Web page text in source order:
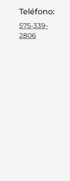
Teléfono:
575-339-
2806